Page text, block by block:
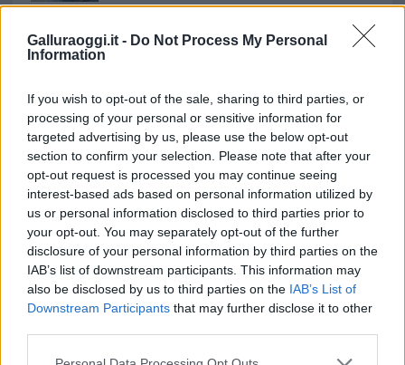
Galluraoggi.it - Do Not Process My Personal
Information
If you wish to opt-out of the sale, sharing to third parties, or
processing of your personal or sensitive information for
targeted advertising by us, please use the below opt-out
section to confirm your selection. Please note that after your
opt-out request is processed you may continue seeing
interest-based ads based on personal information utilized by
us or personal information disclosed to third parties prior to
your opt-out. You may separately opt-out of the further
disclosure of your personal information by third parties on the
IAB’s list of downstream participants. This information may
also be disclosed by us to third parties on the IAB’s List of
Downstream Participants that may further disclose it to other
Please note that this website/app uses one or more Google
l’inaugurazione
Andrea Mura conquista Palau: grande
partecipazione per il suo racconto
Calangianus, allarme sul centro accoglienza
minori, Albieri: “Episodi gravissimi”